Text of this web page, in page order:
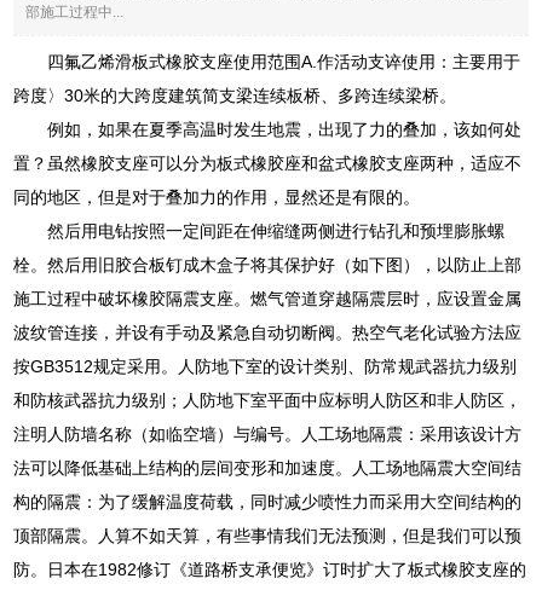
部施工过程中...
四氟乙烯滑板式橡胶支座使用范围A.作活动支谇使用：主要用于
跨度〉30米的大跨度建筑简支梁连续板桥、多跨连续梁桥。
例如，如果在夏季高温时发生地震，出现了力的叠加，该如何处
置？虽然橡胶支座可以分为板式橡胶座和盆式橡胶支座两种，适应不
同的地区，但是对于叠加力的作用，显然还是有限的。
然后用电钻按照一定间距在伸缩缝两侧进行钻孔和预埋膨胀螺
栓。然后用旧胶合板钉成木盒子将其保护好（如下图），以防止上部
施工过程中破坏橡胶隔震支座。燃气管道穿越隔震层时，应设置金属
波纹管连接，并设有手动及紧急自动切断阀。热空气老化试验方法应
按GB3512规定采用。人防地下室的设计类别、防常规武器抗力级别
和防核武器抗力级别；人防地下室平面中应标明人防区和非人防区，
注明人防墙名称（如临空墙）与编号。人工场地隔震：采用该设计方
法可以降低基础上结构的层间变形和加速度。人工场地隔震大空间结
构的隔震：为了缓解温度荷载，同时减少喷性力而采用大空间结构的
顶部隔震。人算不如天算，有些事情我们无法预测，但是我们可以预
防。日本在1982修订《道路桥支承便览》订时扩大了板式橡胶支座的